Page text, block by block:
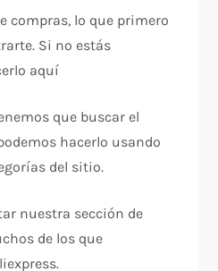
compras, lo que primero
Si no estás
aquí
que buscar el
hacerlo usando
del sitio.
nuestra sección de
de los que